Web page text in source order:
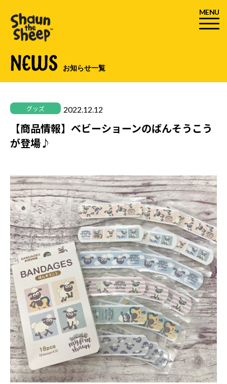
MENU
NEWS お知らせ一覧
グッズ 2022.12.12
【商品情報】ベビーショーンのばんそうこう
が登場♪